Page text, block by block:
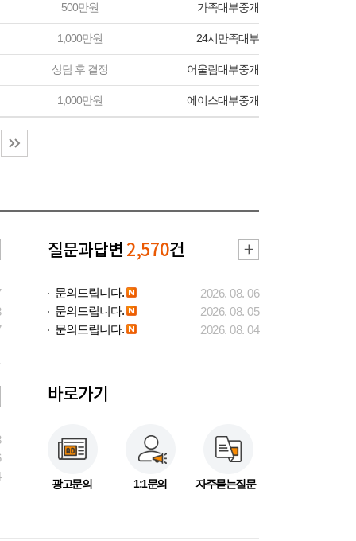
500만원 가족대부중개
1,000만원 24시만족대부
상담 후 결정 어울림대부중개
1,000만원 에이스대부중개
질문과답변 2,570건
문의드립니다.
2026. 08. 06
문의드립니다.
2026. 08. 05
문의드립니다.
2026. 08. 04
바로가기
광고문의 1:1문의 자주묻는질문